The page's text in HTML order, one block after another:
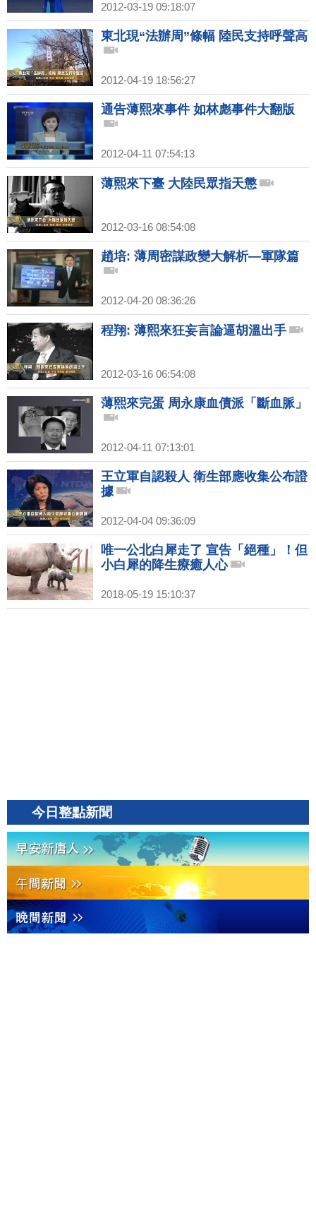
2012-03-19 09:18:07
東北現“法辦周”條幅 陸民支持呼聲高
2012-04-19 18:56:27
通告薄熙來事件 如林彪事件大翻版
2012-04-11 07:54:13
薄熙來下臺 大陸民眾指天懲
2012-03-16 08:54:08
趙培: 薄周密謀政變大解析—軍隊篇
2012-04-20 08:36:26
程翔: 薄熙來狂妄言論逼胡溫出手
2012-03-16 06:54:08
薄熙來完蛋 周永康血債派「斷血脈」
2012-04-11 07:13:01
王立軍自認殺人 衛生部應收集公布證
據
2012-04-04 09:36:09
唯一公北白犀走了 宣告「絕種」！但
小白犀的降生療癒人心
2018-05-19 15:10:37
今日整點新聞